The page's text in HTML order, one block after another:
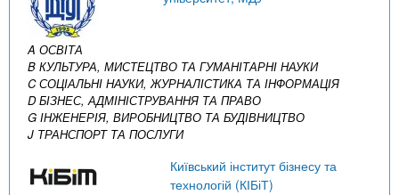
A ОСВІТА
B КУЛЬТУРА, МИСТЕЦТВО ТА ГУМАНІТАРНІ НАУКИ
C СОЦІАЛЬНІ НАУКИ, ЖУРНАЛІСТИКА ТА ІНФОРМАЦІЯ
D БІЗНЕС, АДМІНІСТРУВАННЯ ТА ПРАВО
G ІНЖЕНЕРІЯ, ВИРОБНИЦТВО ТА БУДІВНИЦТВО
J ТРАНСПОРТ ТА ПОСЛУГИ
Київський інститут бізнесу та
технологій (КІБіТ)